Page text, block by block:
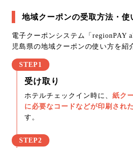
地域クーポンの受取方法・使
電子クーポンシステム「regionPAY
児島県の地域クーポンの使い方を紹
STEP1
受け取り
ホテルチェックイン時に、 紙ク
に必要なコードなどが印刷され
す。
STEP2